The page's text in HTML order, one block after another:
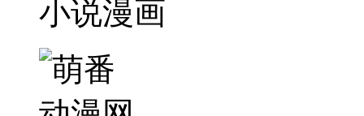
小说漫画